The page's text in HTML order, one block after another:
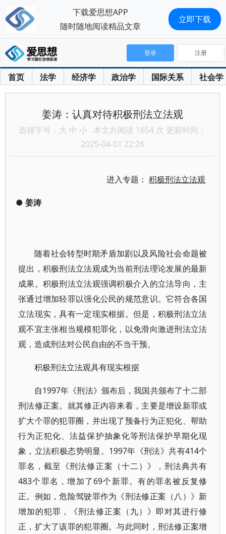
首页 法学 经济学 政治学 国际关系 社会学
登录 注册
姜涛：认真对待积极刑法立法观
选择字号： 大 中 小 本文共阅读 1654 次 更新时间：
2025-04-01 22:26
进入专题：积极刑法立法观
● 姜涛
随着社会转型时期矛盾加剧以及风险社会命题被
提出，积极刑法立法观成为当前刑法理论发展的最新
成果。积极刑法立法观强调积极介入的立法导向，主
张通过增加轻罪以强化公民的规范意识。它符合各国
立法现实，具有一定现实根据。但是，积极刑法立法
观不宜主张相当规模犯罪化，以免滑向激进刑法立法
观，造成刑法对公民自由的不当干预。
积极刑法立法观具有现实根据
自1997年《刑法》颁布后，我国共颁布了十二部
刑法修正案。就其修正内容来看，主要是增设新罪或
扩大个罪的犯罪圈，并出现了预备行为正犯化、帮助
行为正犯化、法益保护抽象化等刑法保护早期化现
象，立法积极态势明显。1997年《刑法》共有414个
罪名，截至《刑法修正案（十二）》，刑法典共有
483个罪名，增加了69个新罪。有的罪名被反复修
正。例如，危险驾驶罪作为《刑法修正案（八）》新
增加的犯罪，《刑法修正案（九）》即对其进行修
正，扩大了该罪的犯罪圈。与此同时，刑法修正案增
下载爱思想APP
随时随地阅读精品文章
立即下载